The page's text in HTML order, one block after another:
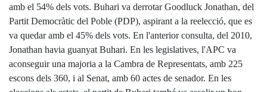
amb el 54% dels vots. Buhari va derrotar Goodluck Jonathan, del
Partit Democràtic del Poble (PDP), aspirant a la reelecció, que es
va quedar amb el 45% dels vots. En l'anterior consulta, del 2010,
Jonathan havia guanyat Buhari. En les legislatives, l'APC va
aconseguir una majoria a la Cambra de Representats, amb 225
escons dels 360, i al Senat, amb 60 actes de senador. En les